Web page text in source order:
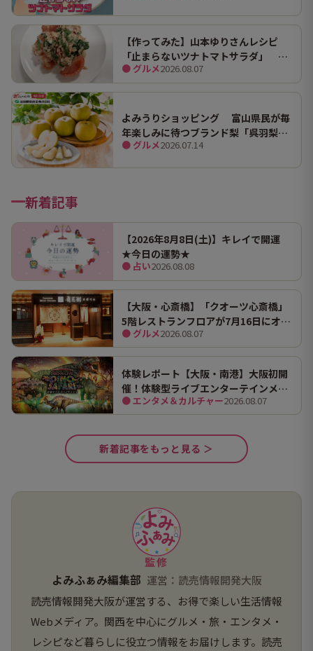
【作ってみた】山本ゆりさんレシピ
「止まらないツナトマトサラダ」 ホ
ンマにうますぎて止まらん
● グルメ2026.08.07
よみうりショッピング 富山県民が毎
年楽しみに待つブランド梨「呉羽梨
（幸水）」限定100箱を特別販売！
● グルメ2026.07.14
新着記事
【2026年8月8日(土)】キレイで開運
★今日の運勢★
● 占い2026.08.08
【大阪・心斎橋】「クオーツ心斎橋」
5階レストランフロアが7月16日にオー
プン！ 全国初・関西初出店を含む多彩
な9店舗
● グルメ2026.08.07
体験レポート【大阪・南港】大阪初開
催！体験型ライブエンターテインメン
ト「DINO SAFARI（ディノ サファリ）
2026」で、大迫力の恐竜の世界を体験
してきました。
● エンタメ＆カルチャー2026.08.07
新着記事をもっと見る ＞
監修
よみふぁみ編集部 運営：読売情報開発大阪
読売情報開発大阪が運営する、お得で楽しい生活情報
Webメディア。関西を中心にグルメ・旅・エンタメ・
レシピなど暮らしに役立つ情報をお届けします。読売